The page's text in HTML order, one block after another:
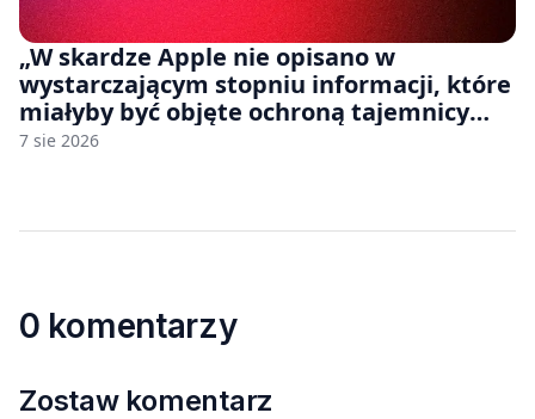
„W skardze Apple nie opisano w
wystarczającym stopniu informacji, które
miałyby być objęte ochroną tajemnicy
handlowej”. OpenAI żąda odrzucenia
7 sie 2026
0 komentarzy
Zostaw komentarz